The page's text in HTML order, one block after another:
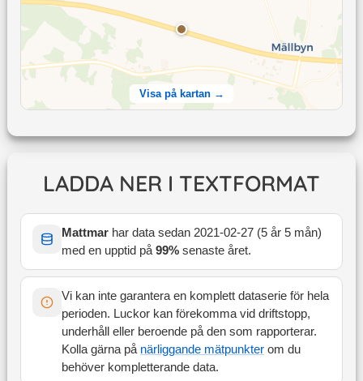
Visa på kartan →
LADDA NER I TEXTFORMAT
Mattmarhar data sedan 2021-02-27(5 år 5 mån)
med en upptid på99% senaste året.
Vi kan inte garantera en komplett dataserie för hela
perioden. Luckor kan förekomma vid driftstopp,
underhåll eller beroende på den som rapporterar.
Kolla gärna på närliggande mätpunkterom du
behöver kompletterande data.